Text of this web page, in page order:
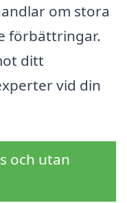
om stora
förbättringar.
ditt
vid din
och utan